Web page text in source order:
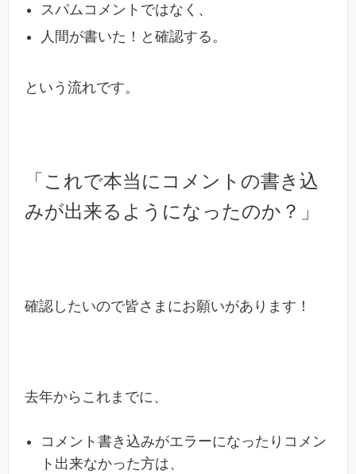
スパムコメントではなく、
人間が書いた！と確認する。
という流れです。
「これで本当にコメントの書き込
みが出来るようになったのか？」
確認したいので皆さまにお願いがあります！
去年からこれまでに、
コメント書き込みがエラーになったりコメン
ト出来なかった方は、